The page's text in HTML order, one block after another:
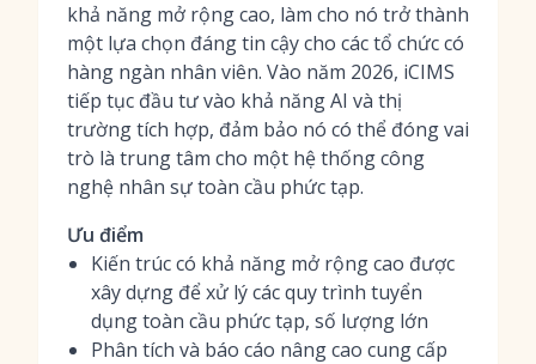
khả năng mở rộng cao, làm cho nó trở thành
một lựa chọn đáng tin cậy cho các tổ chức có
hàng ngàn nhân viên. Vào năm 2026, iCIMS
tiếp tục đầu tư vào khả năng AI và thị
trường tích hợp, đảm bảo nó có thể đóng vai
trò là trung tâm cho một hệ thống công
nghệ nhân sự toàn cầu phức tạp.
Ưu điểm
Kiến trúc có khả năng mở rộng cao được
xây dựng để xử lý các quy trình tuyển
dụng toàn cầu phức tạp, số lượng lớn
Phân tích và báo cáo nâng cao cung cấp